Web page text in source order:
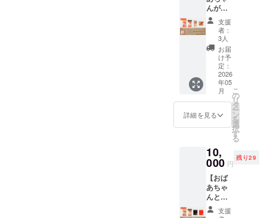
小麦、
大豆を
含む
《消費
期限》
発送日
より180
日（冷
凍保
存）
トラリ
ア産、
アメリ
産）、
豚肉
（国内
産）、
玉葱、
パン粉
製
造）、
植物
油、ぶ
どう
糖、小
麦粉、
植物性
たん
2パッ
ク） ・
国産牛
肉100%
ハン
バーグ
（150g
× 2個・
2パッ
ク） ・
大畠オ
リジナ
れ」1本
（160g
） 《原
材料
名》 ●
手づく
りハン
味）」
と、国
産牛肉
を100%
使用し
た「ハ
ンバー
グ」を
お届け
いたし
ます。
※クール
す。
《内
もつ鍋
セット
（2〜3
人前）
んが好
きなホ
ルモン
セッ
ト】 お
ばあ
ちゃん
が生
み、長
年愛さ
れてき
た「大
畠のホ
「上塩
ホルモ
ン」。
そこ
に、お
ばあ
ちゃん
支援
者：
3人
お届
け予
定：
2026
年05
月
詳細を見る
こ
の
リ
タ
ー
ン
を
選
択
す
る
10,
000 円
残り29
【おば
あちゃ
んと社
長なか
支援